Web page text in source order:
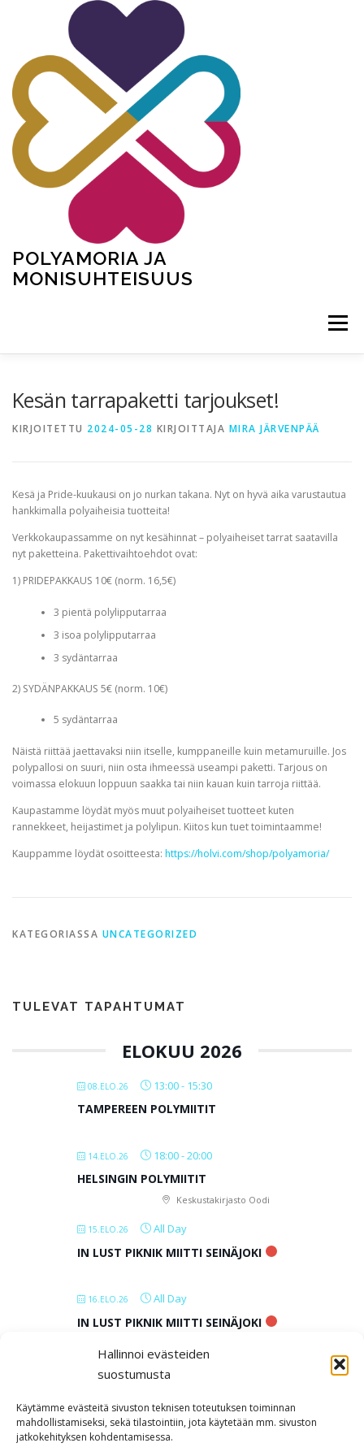
Hallinnoi evästeiden
suostumusta
Käytämme evästeitä sivuston teknisen toteutuksen toiminnan
mahdollistamiseksi, sekä tilastointiin, jota käytetään mm. sivuston
jatkokehityksen kohdentamisessa.
POLYAMORIA JA
MONISUHTEISUUS
Valikko
Kesän tarrapaketti tarjoukset!
KIRJOITETTU 2024-05-28 KIRJOITTAJA MIRA JÄRVENPÄÄ
Kesä ja Pride-kuukausi on jo nurkan takana. Nyt on hyvä aika varustautua
hankkimalla polyaiheisia tuotteita!
Verkkokaupassamme on nyt kesähinnat – polyaiheiset tarrat saatavilla
nyt paketteina. Pakettivaihtoehdot ovat:
1) PRIDEPAKKAUS 10€ (norm. 16,5€)
3 pientä polylipputarraa
3 isoa polylipputarraa
3 sydäntarraa
2) SYDÄNPAKKAUS 5€ (norm. 10€)
5 sydäntarraa
Näistä riittää jaettavaksi niin itselle, kumppaneille kuin metamuruille. Jos
polypallosi on suuri, niin osta ihmeessä useampi paketti. Tarjous on
voimassa elokuun loppuun saakka tai niin kauan kuin tarroja riittää.
Kaupastamme löydät myös muut polyaiheiset tuotteet kuten
rannekkeet, heijastimet ja polylipun. Kiitos kun tuet toimintaamme!
Kauppamme löydät osoitteesta: https://holvi.com/shop/polyamoria/
KATEGORIASSA UNCATEGORIZED
TULEVAT TAPAHTUMAT
ELOKUU 2026
08.ELO.26 13:00- 15:30
TAMPEREEN POLYMIITIT
14.ELO.26 18:00-20:00
HELSINGIN POLYMIITIT
Keskustakirjasto Oodi
15.ELO.26 All Day
IN LUST PIKNIK MIITTI SEINÄJOKI
16.ELO.26 All Day
IN LUST PIKNIK MIITTI SEINÄJOKI
17.ELO.26 All Day